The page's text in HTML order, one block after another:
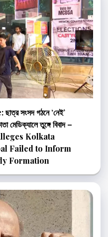
সংসদ গঠনে ‘নেই’
মেডিক্যালে তুঙ্গে বিবাদ –
Kolkata
Failed to Inform
Formation